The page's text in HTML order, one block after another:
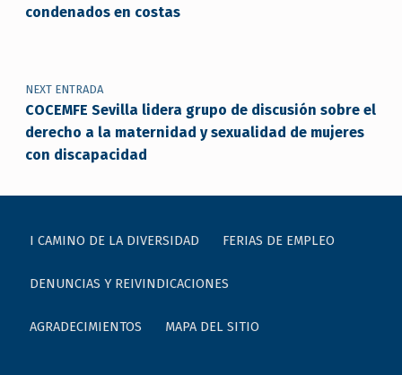
condenados en costas
NEXT ENTRADA
COCEMFE Sevilla lidera grupo de discusión sobre el
derecho a la maternidad y sexualidad de mujeres
con discapacidad
I CAMINO DE LA DIVERSIDAD FERIAS DE EMPLEO
DENUNCIAS Y REIVINDICACIONES
AGRADECIMIENTOS MAPA DEL SITIO